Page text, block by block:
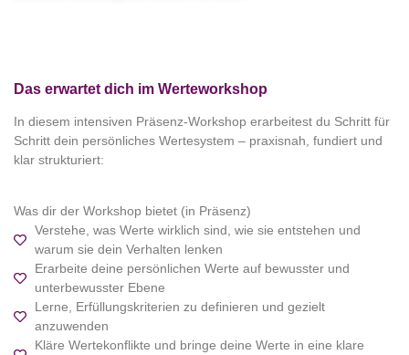
Das erwartet dich im Werteworkshop
In diesem intensiven Präsenz-Workshop erarbeitest du Schritt für
Schritt dein persönliches Wertesystem – praxisnah, fundiert und
klar strukturiert:
Was dir der Workshop bietet (in Präsenz)
Verstehe, was Werte wirklich sind, wie sie entstehen und
warum sie dein Verhalten lenken
Erarbeite deine persönlichen Werte auf bewusster und
unterbewusster Ebene
Lerne, Erfüllungskriterien zu definieren und gezielt
anzuwenden
Kläre Wertekonflikte und bringe deine Werte in eine klare